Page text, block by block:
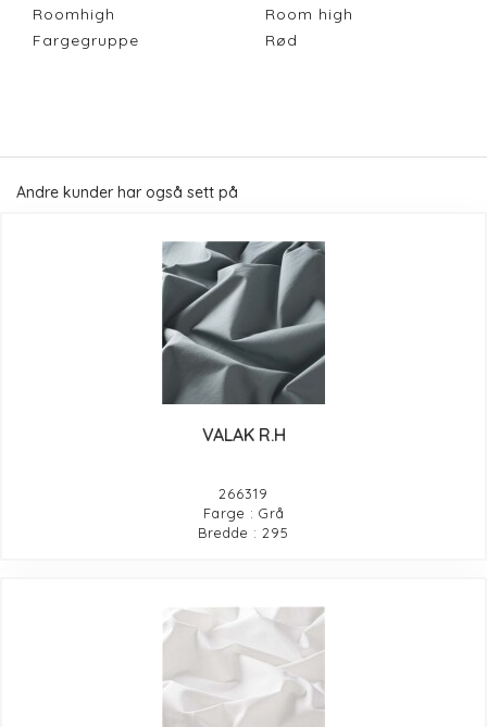
Roomhigh
Room high
Fargegruppe
Rød
Andre kunder har også sett på
VALAK R.H
266319
Farge : Grå
Bredde : 295